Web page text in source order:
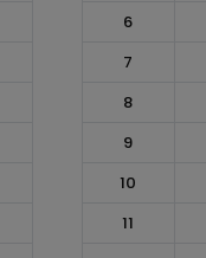
6
7
8
9
10
11